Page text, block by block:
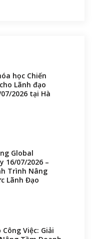
học Chiến
Lãnh đạo
2026 tại Hà
Global
16/07/2026 –
Trình Nâng
Lãnh Đạo
Việc: Giải